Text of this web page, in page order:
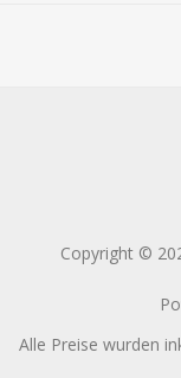
Copyright ©
Alle Preise wurden